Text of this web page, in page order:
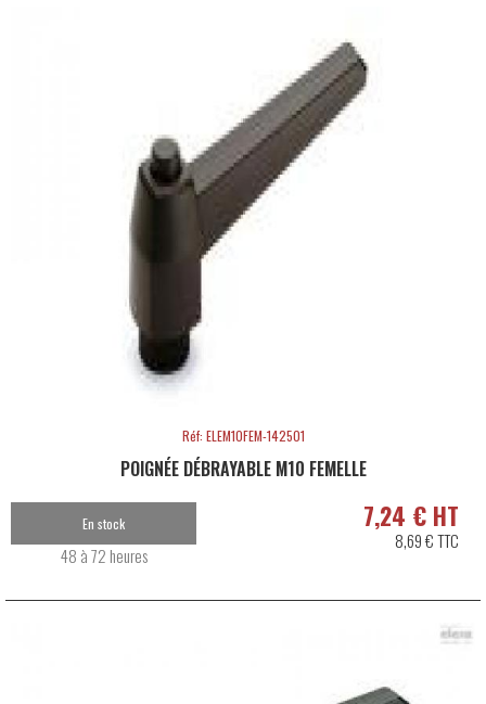
Réf: ELEM10FEM-142501
POIGNÉE DÉBRAYABLE M10 FEMELLE
7,24 € HT
8,69 € TTC
En stock
48 à 72 heures